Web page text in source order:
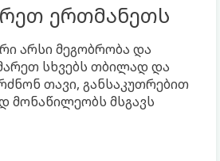
ერთმანეთს
არსი მეგობრობა და
სხვებს თბილად და
თავი, განსაკუთრებით
მონაწილეობს მსგავს